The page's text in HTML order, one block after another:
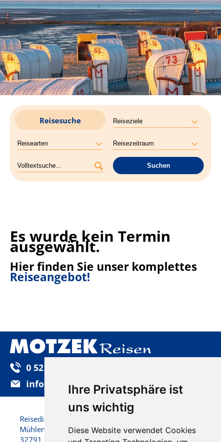
Ihre Privatsphäre ist
uns wichtig
Diese Website verwendet Cookies
Reisesuche
Es wurde kein Termin
ausgewählt.
Hier finden Sie unser komplettes
Reiseangebot!
0 52 32 / 92 25-0
info@motzek-reisen.de
Reisedienst Motzek GmbH & Co. KG
Mühlenstraße 22
32791 Lage